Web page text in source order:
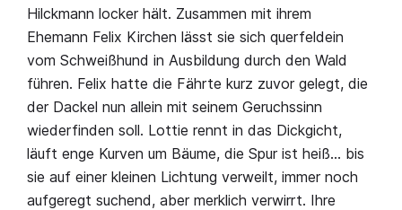
Hilckmann locker hält. Zusammen mit ihrem
Ehemann Felix Kirchen lässt sie sich querfeldein
vom Schweißhund in Ausbildung durch den Wald
führen. Felix hatte die Fährte kurz zuvor gelegt, die
der Dackel nun allein mit seinem Geruchssinn
wiederfinden soll. Lottie rennt in das Dickgicht,
läuft enge Kurven um Bäume, die Spur ist heiß… bis
sie auf einer kleinen Lichtung verweilt, immer noch
aufgeregt suchend, aber merklich verwirrt. Ihre